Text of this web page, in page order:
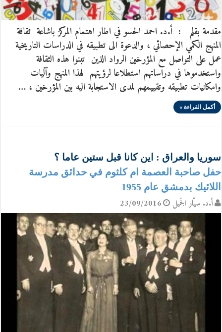
مقدمة بقلم : أ.د. احمد الحسو في اطار اهتمام المركز باشاعة ثقافة
المنهج الكمي الإحصائي ، والدعوة الى تطبيقه في الدراسات التاريخية
عمل على التواصل مع المؤرخين الرواد الذين تبنوا هذه الثقافة
واستخدموها في دراساتهم استطلاعا لرؤيتهم لهذا المنهج وآليات
وامكانيات تطبيقه وتقييمهم لمدى الاستجابة اليه بين المؤرخين ، …
أكمل القراءة »
سوريا والعراق : اين كانا قبل ستين عاما ؟
حفل صاحبة العصمة ام كلثوم في حدائق مدرسة
اللائيك بدمشق عام 1955
أ.د. سيّار الجَميل 23/09/2016